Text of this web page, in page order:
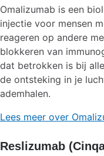
Omalizumab is een
injectie voor mensen
reageren op andere
blokkeren van
dat betrokken is bij
de ontsteking in je
ademhalen.
Lees meer over
Reslizumab